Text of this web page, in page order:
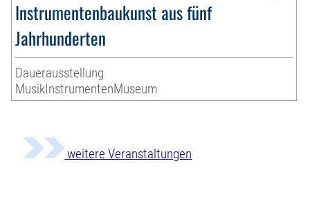
Instrumentenbaukunst aus fünf
Jahrhunderten
Dauerausstellung
MusikInstrumentenMuseum
weitere Veranstaltungen